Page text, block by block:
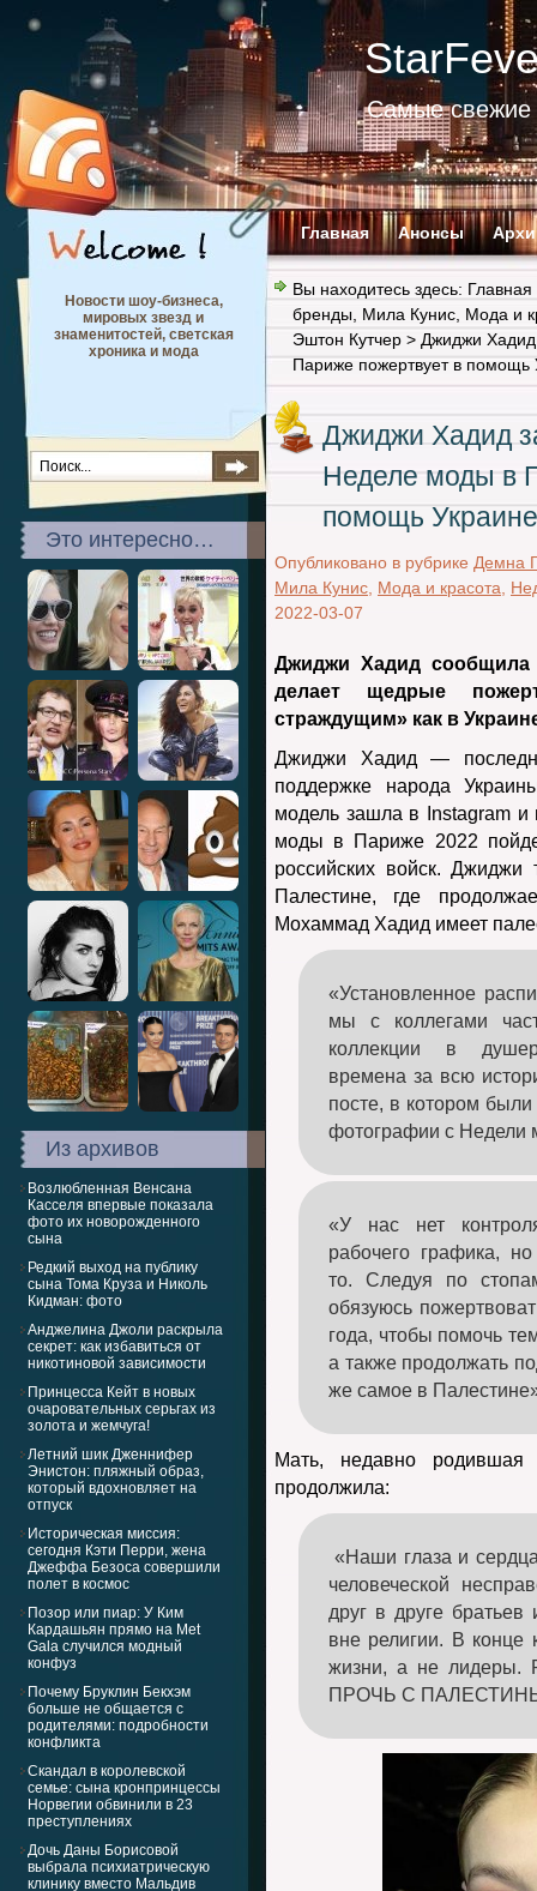
Самые свежие
Главная Анонсы
Новости шоу-бизнеса,
мировых звезд и
знаменитостей, светская
хроника и мода
Это интересно…
Из архивов
Возлюбленная Венсана
Касселя впервые показала
фото их новорожденного
сына
Редкий выход на публику
сына Тома Круза и Николь
Кидман: фото
Анджелина Джоли раскрыла
секрет: как избавиться от
никотиновой зависимости
Принцесса Кейт в новых
очаровательных серьгах из
золота и жемчуга!
Летний шик Дженнифер
Энистон: пляжный образ,
который вдохновляет на
отпуск
Историческая миссия:
сегодня Кэти Перри, жена
Джеффа Безоса совершили
полет в космос
Позор или пиар: У Ким
Кардашьян прямо на Met
Gala случился модный
конфуз
Почему Бруклин Бекхэм
больше не общается с
родителями: подробности
конфликта
Скандал в королевской
семье: сына кронпринцессы
Норвегии обвинили в 23
преступлениях
Дочь Даны Борисовой
выбрала психиатрическую
клинику вместо Мальдив
Вы находитесь здесь: Главная
бренды Мила Кунис Мода и
Эштон Кутчер > Джиджи
Париже пожертвует в помощь
Джиджи Хадид
Неделе моды в
помощь
Опубликовано в рубрике Демна
Мила Кунис Мода и красота
2022-03-07
Джиджи Хадид
делает щедрые
страждущим» как в
Джиджи Хадид —
поддержке народа
модель зашла в Instagram и
моды в Париже 2022
российских войск.
Палестине, где
Мохаммад Хадид имеет
«Установленное
мы с коллегами
коллекции в
времена за всю
посте, в котором
фотографии с
«У нас нет
рабочего графика,
то. Следуя по
обязуюсь
года, чтобы помочь
а также продолжать
же самое в
Мать, недавно
продолжила:
«Наши глаза и
человеческой
друг в друге
вне религии. В конце
жизни, а не
ПРОЧЬ С